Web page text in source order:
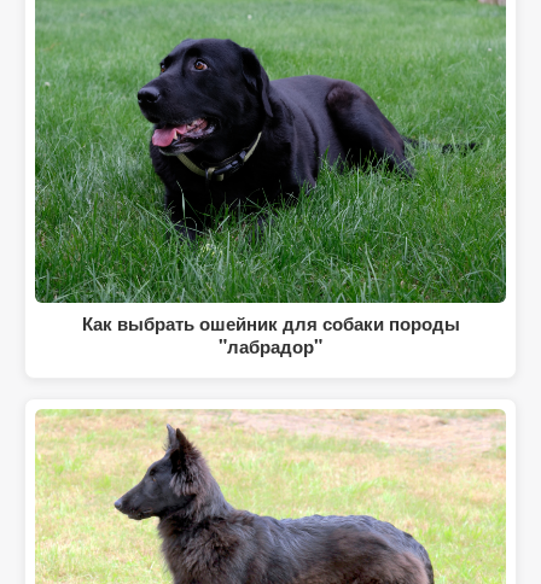
Как выбрать ошейник для собаки породы
"лабрадор"